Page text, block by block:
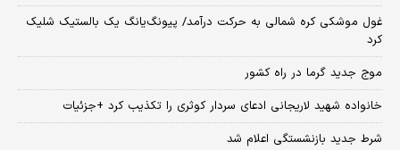
غول موشکی کره شمالی به حرکت درآمد/ پیونگ‌یانگ یک بالستیک شلیک
کرد
موج جدید گرما در راه کشور
خانواده شهید لاریجانی ادعای سردار کوثری را تکذیب کرد +جزئیات
شرط جدید بازنشستگی اعلام شد